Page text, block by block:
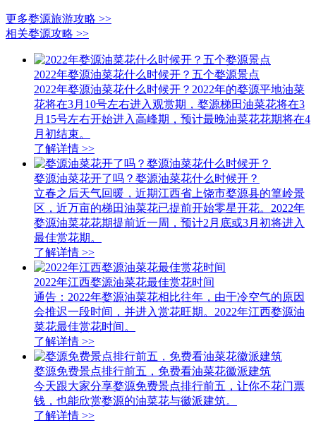
更多婺源旅游攻略 >>
相关婺源攻略 >>
2022年婺源油菜花什么时候开？五个婺源景点
2022年婺源油菜花什么时候开？2022年的婺源平地油菜
花将在3月10号左右进入观赏期，婺源梯田油菜花将在3
月15号左右开始进入高峰期，预计最晚油菜花花期将在4
月初结束。
了解详情 >>
婺源油菜花开了吗？婺源油菜花什么时候开？
立春之后天气回暖，近期江西省上饶市婺源县的篁岭景
区，近万亩的梯田油菜花已提前开始零星开花。2022年
婺源油菜花花期提前近一周，预计2月底或3月初将进入
最佳赏花期。
了解详情 >>
2022年江西婺源油菜花最佳赏花时间
通告：2022年婺源油菜花相比往年，由于冷空气的原因
会推迟一段时间，并进入赏花旺期。2022年江西婺源油
菜花最佳赏花时间。
了解详情 >>
婺源免费景点排行前五，免费看油菜花徽派建筑
今天跟大家分享婺源免费景点排行前五，让你不花门票
钱，也能欣赏婺源的油菜花与徽派建筑。
了解详情 >>